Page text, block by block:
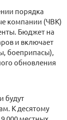
порядка
компании (ЧВК)
Бюджет на
и включает
боеприпасы),
обновления
будут
К десятому